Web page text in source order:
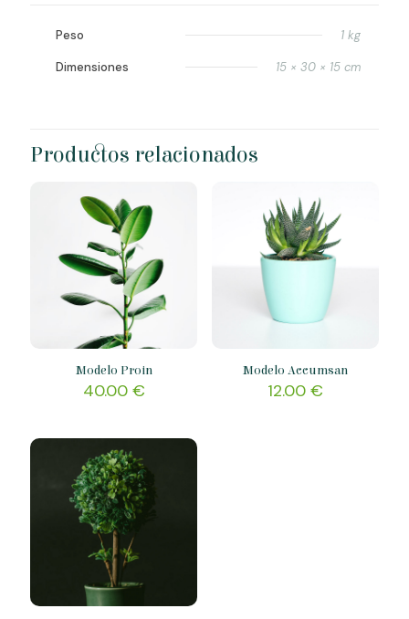
Peso 1 kg
Dimensiones 15 × 30 × 15 cm
Productos relacionados
Modelo Proin
40.00 €
Modelo Accumsan
12.00 €